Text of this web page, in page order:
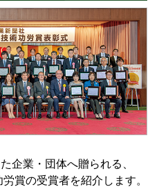
企業・団体へ贈られる、
賞の受賞者を紹介します。